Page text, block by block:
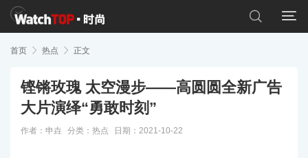


首页  热点  正文
铿锵玫瑰 太空漫步——高圆圆全新广告
大片演绎“勇敢时刻”
作者：申垚 分类： 热点 日期：2021-10-22